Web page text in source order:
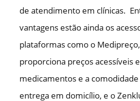
de atendimento em clínicas.
vantagens estão ainda os
plataformas como o
proporciona preços acessíveis
medicamentos e a comodidade
entrega em domicílio, e o